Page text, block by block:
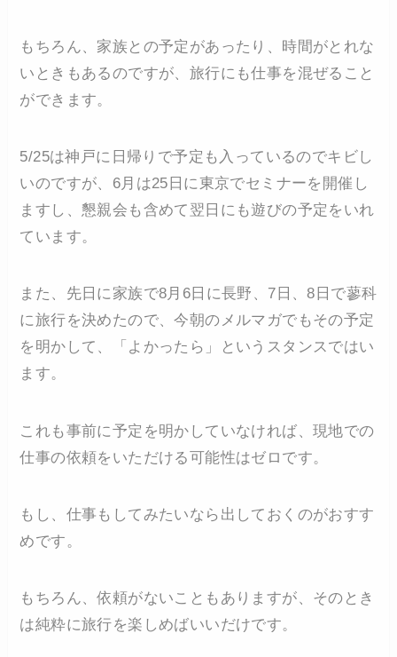
もちろん、家族との予定があったり、時間がとれな
いときもあるのですが、旅行にも仕事を混ぜること
ができます。
5/25は神戸に日帰りで予定も入っているのでキビし
いのですが、6月は25日に東京でセミナーを開催し
ますし、懇親会も含めて翌日にも遊びの予定をいれ
ています。
また、先日に家族で8月6日に長野、7日、8日で蓼科
に旅行を決めたので、今朝のメルマガでもその予定
を明かして、「よかったら」というスタンスではい
ます。
これも事前に予定を明かしていなければ、現地での
仕事の依頼をいただける可能性はゼロです。
もし、仕事もしてみたいなら出しておくのがおすす
めです。
もちろん、依頼がないこともありますが、そのとき
は純粋に旅行を楽しめばいいだけです。